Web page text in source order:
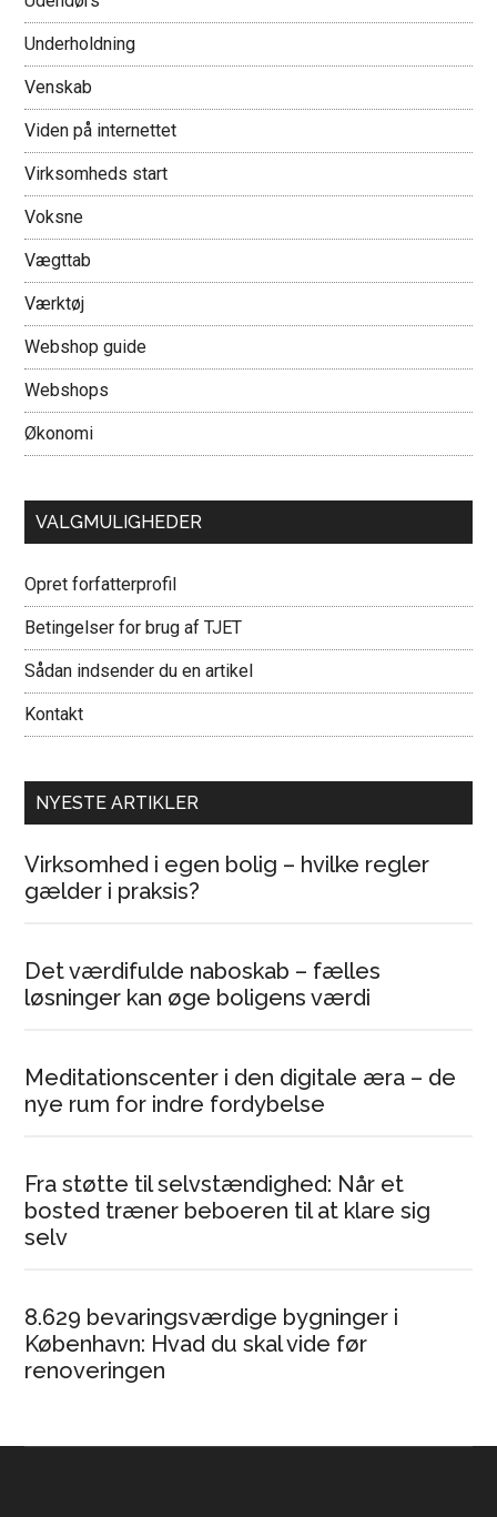
Underholdning
Venskab
Viden på internettet
Virksomheds start
Voksne
Vægttab
Værktøj
Webshop guide
Webshops
Økonomi
VALGMULIGHEDER
Opret forfatterprofil
Betingelser for brug af TJET
Sådan indsender du en artikel
Kontakt
NYESTE ARTIKLER
Virksomhed i egen bolig – hvilke regler
gælder i praksis?
Det værdifulde naboskab – fælles
løsninger kan øge boligens værdi
Meditationscenter i den digitale æra – de
nye rum for indre fordybelse
Fra støtte til selvstændighed: Når et
bosted træner beboeren til at klare sig
selv
8.629 bevaringsværdige bygninger i
København: Hvad du skal vide før
renoveringen